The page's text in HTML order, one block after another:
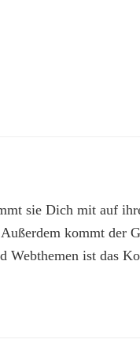
sie Dich mit auf
kommt der
Webthemen ist das